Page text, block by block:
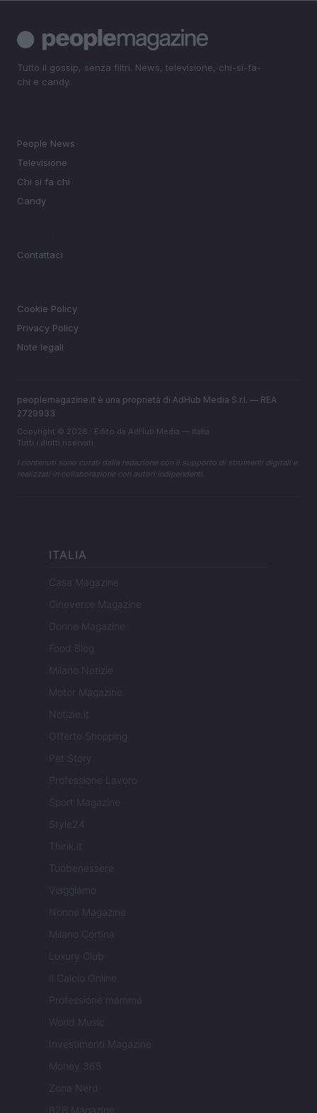
Tutto il gossip, senza filtri. News, televisione, chi-si-fa-
chi e candy.
People News
Televisione
Chi si fa chi
Candy
Contattaci
Cookie Policy
Privacy Policy
Note legali
peoplemagazine.it è una proprietà di AdHub Media S.r.l. — REA
2729933
Copyright © 2026 · Edito da AdHub Media — Italia
Tutti i diritti riservati
I contenuti sono curati dalla redazione con il supporto di strumenti digitali e
realizzati in collaborazione con autori indipendenti.
ITALIA
Casa Magazine
Cineverse Magazine
Donne Magazine
Food Blog
Milano Notizie
Motor Magazine
Notizie.it
Offerte Shopping
Pet Story
Professione Lavoro
Sport Magazine
Style24
Think.it
Tuobenessere
Viaggiamo
Nonne Magazine
Milano Cortina
Luxury Club
Il Calcio Online
Professione mamma
World Music
Investimenti Magazine
Money 365
Zona Nerd
B2B Magazine